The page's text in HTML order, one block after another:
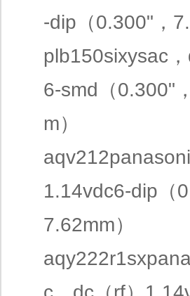
-dip（0.300"，
plb150sixysac
6-smd（0.300"
m）
1.14vdc6-dip（
7.62mm）